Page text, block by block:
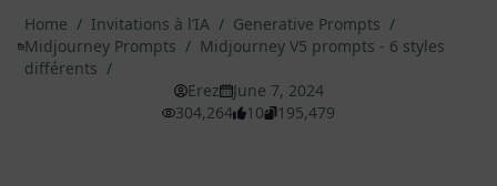
Home / Invitations à l’IA / Generative Prompts /
Midjourney Prompts / Midjourney V5 prompts - 6 styles
différents /
Erez
June 7, 2024
304,264
10 195,479